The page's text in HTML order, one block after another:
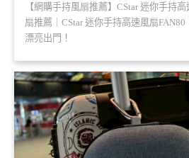
【網購手持風扇推薦】CStar 迷你手持
扇推薦｜CStar 迷你手持高速風扇
漂亮出門！